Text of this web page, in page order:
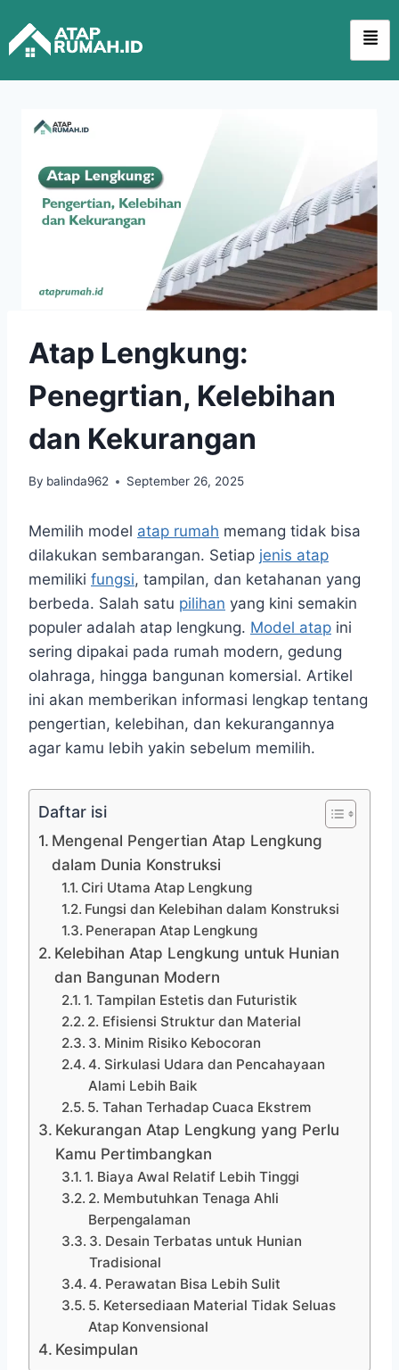
Atap Lengkung:
Penegrtian, Kelebihan
dan Kekurangan
By balinda962 September 26, 2025
Memilih model atap rumah memang tidak bisa
dilakukan sembarangan. Setiap jenis atap
memiliki fungsi, tampilan, dan ketahanan yang
berbeda. Salah satu pilihan yang kini semakin
populer adalah atap lengkung. Model atap ini
sering dipakai pada rumah modern, gedung
olahraga, hingga bangunan komersial. Artikel
ini akan memberikan informasi lengkap tentang
pengertian, kelebihan, dan kekurangannya
agar kamu lebih yakin sebelum memilih.
Daftar isi
Mengenal Pengertian Atap Lengkung
dalam Dunia Konstruksi
Ciri Utama Atap Lengkung
Fungsi dan Kelebihan dalam Konstruksi
Penerapan Atap Lengkung
Kelebihan Atap Lengkung untuk Hunian
dan Bangunan Modern
1. Tampilan Estetis dan Futuristik
2. Efisiensi Struktur dan Material
3. Minim Risiko Kebocoran
4. Sirkulasi Udara dan Pencahayaan
Alami Lebih Baik
5. Tahan Terhadap Cuaca Ekstrem
Kekurangan Atap Lengkung yang Perlu
Kamu Pertimbangkan
1. Biaya Awal Relatif Lebih Tinggi
2. Membutuhkan Tenaga Ahli
Berpengalaman
3. Desain Terbatas untuk Hunian
Tradisional
4. Perawatan Bisa Lebih Sulit
5. Ketersediaan Material Tidak Seluas
Atap Konvensional
Kesimpulan